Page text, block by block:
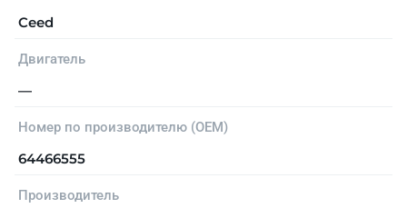
Ceed
Двигатель
—
Номер по производителю (OEM)
64466555
Производитель